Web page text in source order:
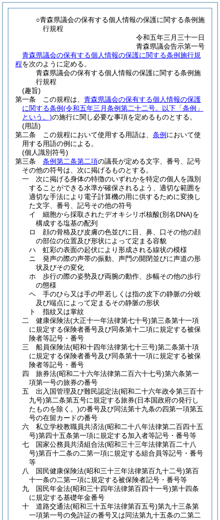
○青森県議会の保有する個人情報の保護に関する条例施
行規程
令和五年三月三十一日
青森県議会告示第一号
青森県議会の保有する個人情報の保護に関する条例施行規
程を次のように定める。
青森県議会の保有する個人情報の保護に関する条例施
行規程
(趣旨)
第一条
この規程は、 青森県議会の保有する個人情報の保護
に関する条例(令和五年三月条例第二十二号。以下「条例」
という。)の施行に関し必要な事項を定めるものとする。
(用語)
第二条
この規程において使用する用語は、 条例 において使
用する用語の例による。
(個人識別符号)
第三条
条例第二条第二項の議長が定める文字、番号、記号
その他の符号は、次に掲げるものとする。
一
次に掲げる身体の特徴のいずれかを特定の個人を識別
することができる水準が確保されるよう、適切な範囲を
適切な手法により電子計算機の用に供するために変換し
た文字、番号、記号その他の符号
イ
細胞から採取されたデオキシリボ核酸(別名DNA)を
構成する塩基の配列
ロ
顔の骨格及び皮膚の色並びに目、鼻、口その他の顔
の部位の位置及び形状によって定まる容貌
ハ
虹彩の表面の起伏により形成される線状の模様
ニ
発声の際の声帯の振動、声門の開閉並びに声道の形
状及びその変化
ホ
歩行の際の姿勢及び両腕の動作、歩幅その他の歩行
の態様
ヘ
手のひら又は手の甲若しくは指の皮下の静脈の分岐
及び端点によって定まるその静脈の形状
ト
指紋又は掌紋
二
健康保険法(大正十一年法律第七十号)第三条第十一項
に規定する保険者番号及び同条第十二項に規定する被保
険者等記号・番号
三
船員保険法(昭和十四年法律第七十三号)第二条第十項
に規定する保険者番号及び同条第十一項に規定する被保
険者等記号・番号
四
旅券法(昭和二十六年法律第二百六十七号)第六条第一
項第一号の旅券の番号
五
出入国管理及び難民認定法(昭和二十六年政令第三百十
九号)第二条第五号に規定する旅券(日本国政府の発行し
たものを除く。)の番号及び同法第十九条の四第一項第五
号の在留カードの番号
六
私立学校教職員共済法(昭和二十八年法律第二百四十五
号)第四十五条第一項に規定する加入者等記号・番号等
七
国家公務員共済組合法(昭和三十三年法律第百二十八
号)第百十二条の二第一項に規定する組合員等記号・番号
等
八
国民健康保険法(昭和三十三年法律第百九十二号)第百
十一条の二第一項に規定する被保険者記号・番号等
九
国民年金法(昭和三十四年法律第百四十一号)第十四条
に規定する基礎年金番号
十
道路交通法(昭和三十五年法律第百五号)第九十三条第
一項第一号の免許証の番号又は同法第九十五条の二第二